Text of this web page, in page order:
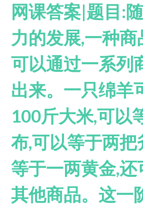
网课答案|题目:
力的发展,一种
可以通过一系列
出来。一只绵羊
100斤大米,可以
布,可以等于两把
等于一两黄金,还
其他商品。这一